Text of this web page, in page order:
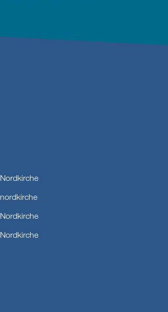
Nordkirche
nordkirche
Nordkirche
Nordkirche